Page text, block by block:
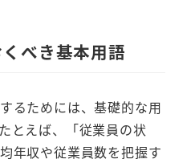
べき基本用語
るためには、基礎的な用
とえば、「従業員の状
年収や従業員数を把握す